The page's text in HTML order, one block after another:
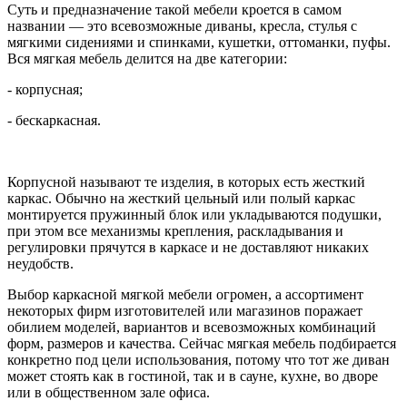
Суть и предназначение такой мебели кроется в самом
названии — это всевозможные диваны, кресла, стулья с
мягкими сидениями и спинками, кушетки, оттоманки, пуфы.
Вся мягкая мебель делится на две категории:
- корпусная;
- бескаркасная.
Корпусной называют те изделия, в которых есть жесткий
каркас. Обычно на жесткий цельный или полый каркас
монтируется пружинный блок или укладываются подушки,
при этом все механизмы крепления, раскладывания и
регулировки прячутся в каркасе и не доставляют никаких
неудобств.
Выбор каркасной мягкой мебели огромен, а ассортимент
некоторых фирм изготовителей или магазинов поражает
обилием моделей, вариантов и всевозможных комбинаций
форм, размеров и качества. Сейчас мягкая мебель подбирается
конкретно под цели использования, потому что тот же диван
может стоять как в гостиной, так и в сауне, кухне, во дворе
или в общественном зале офиса.